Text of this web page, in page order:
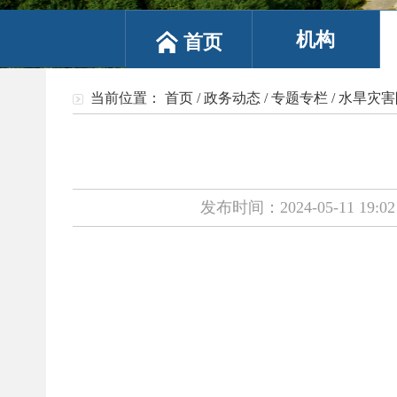
首页 机构
当前位置： 首页 /政务动态 /专题专栏 / 水旱灾
发布时间：2024-05-11 19:02